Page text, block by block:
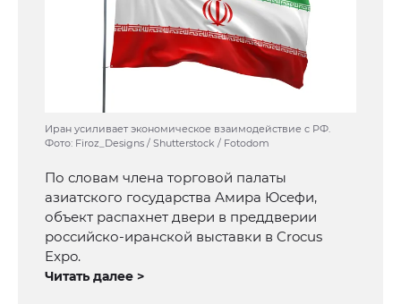
Иран усиливает экономическое взаимодействие с РФ.
Фото: Firoz_Designs / Shutterstock / Fotodom
По словам члена торговой палаты
азиатского государства Амира Юсефи,
объект распахнет двери в преддверии
российско-иранской выставки в Crocus
Expo.
Читать далее >